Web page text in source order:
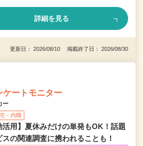
詳細を見る
更新日： 2026/08/10 掲載終了日： 2026/08/30
ケートモニター
ー
・内職
活用】夏休みだけの単発もOK！話題
の関連調査に携われることも！